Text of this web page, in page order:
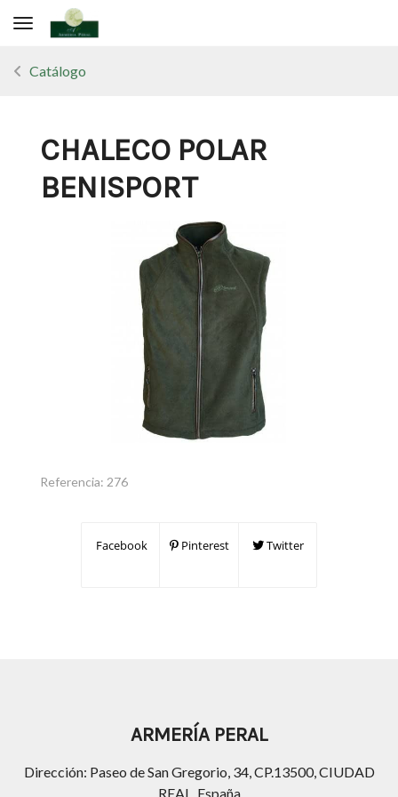
Toggle navigation
Catálogo
CHALECO POLAR
BENISPORT
Referencia: 276
Facebook Pinterest Twitter
ARMERÍA PERAL
Dirección: Paseo de San Gregorio, 34, CP.13500, CIUDAD
REAL, España